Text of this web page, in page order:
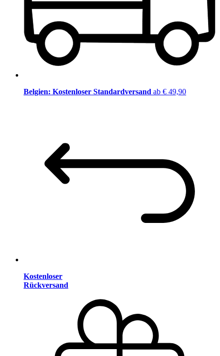
Belgien: Kostenloser Standardversand ab € 49,90
Kostenloser
Rückversand